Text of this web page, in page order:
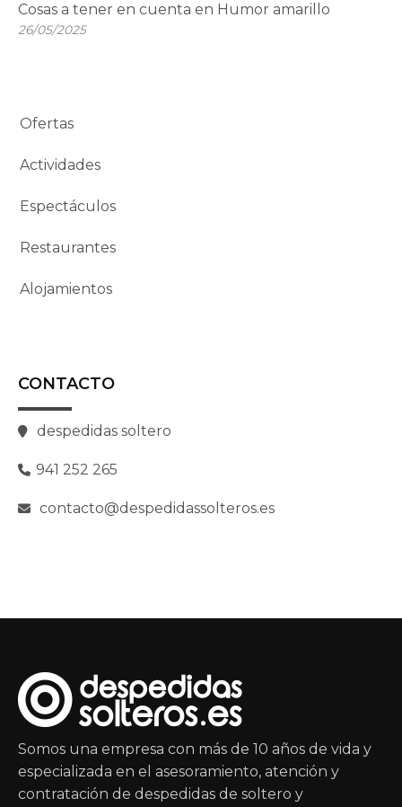
Cosas a tener en cuenta en Humor amarillo
26/05/2025
Ofertas
Actividades
Espectáculos
Restaurantes
Alojamientos
CONTACTO
despedidas soltero
941 252 265
contacto@despedidassolteros.es
Somos una empresa con más de 10 años de vida y
especializada en el asesoramiento, atención y
contratación de despedidas de soltero y